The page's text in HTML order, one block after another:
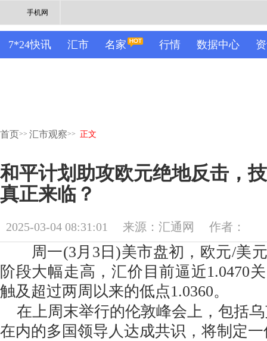
手机网
7*24快讯 汇市 名家 行情 数据中心
首页>> 汇市观察>> 正文
和平计划助攻欧元绝地反击，
真正来临？
2025-03-04 08:31:01 来源：汇通网 作者：
周一(3月3日)美市盘初，欧元/美元
阶段大幅走高，汇价目前逼近1.0470
触及超过两周以来的低点1.0360。
在上周末举行的伦敦峰会上，包括
在内的多国领导人达成共识，将制定